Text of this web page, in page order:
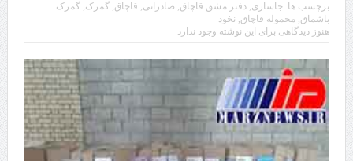
برچسب ها: جاسازی دفتر مشق قاچاق صادراتی قاچاق گمرک گمرک
باشماق محموله قاچاق نخود
هنوز دیدگاهی برای این نوشته وجود ندارد